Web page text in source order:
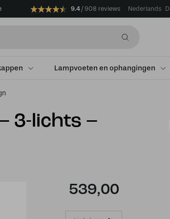
9.4 908 reviews Nederlands
Lampvoeten en ophangingen
3-lichts –
539,00